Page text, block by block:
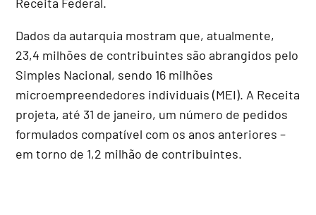
Dados da autarquia mostram que, atualmente,
23,4 milhões de contribuintes são abrangidos pelo
Simples Nacional, sendo 16 milhões
microempreendedores individuais (MEI). A Receita
projeta, até 31 de janeiro, um número de pedidos
formulados compatível com os anos anteriores –
em torno de 1,2 milhão de contribuintes.